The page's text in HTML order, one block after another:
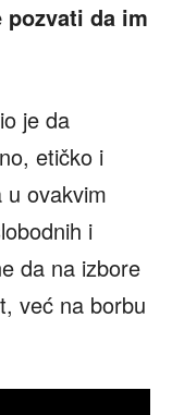
da im
je da
etičko i
ovakvim
i
da na izbore
već na borbu